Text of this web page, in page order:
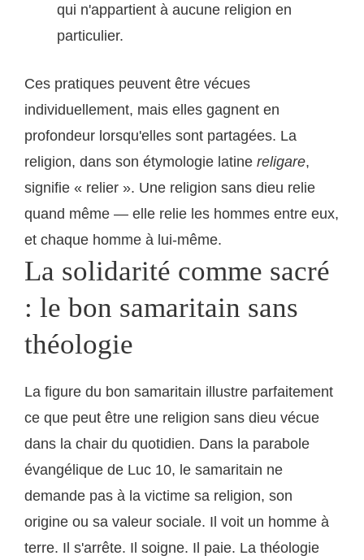
qui n'appartient à aucune religion en
particulier.
Ces pratiques peuvent être vécues
individuellement, mais elles gagnent en
profondeur lorsqu'elles sont partagées. La
religion, dans son étymologie latine religare,
signifie « relier ». Une religion sans dieu relie
quand même — elle relie les hommes entre eux,
et chaque homme à lui-même.
La solidarité comme sacré
: le bon samaritain sans
théologie
La figure du bon samaritain illustre parfaitement
ce que peut être une religion sans dieu vécue
dans la chair du quotidien. Dans la parabole
évangélique de Luc 10, le samaritain ne
demande pas à la victime sa religion, son
origine ou sa valeur sociale. Il voit un homme à
terre. Il s'arrête. Il soigne. Il paie. La théologie